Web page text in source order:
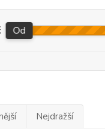
Od
Nejdražší